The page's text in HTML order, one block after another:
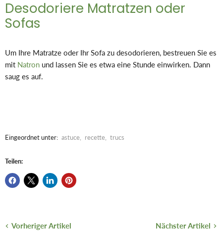
Desodoriere Matratzen oder
Sofas
Um Ihre Matratze oder Ihr Sofa zu desodorieren, bestreuen Sie es
mit Natron und lassen Sie es etwa eine Stunde einwirken. Dann
saug es auf.
Eingeordnet unter: astuce recette trucs
Teilen:
Vorheriger Artikel Nächster Artikel